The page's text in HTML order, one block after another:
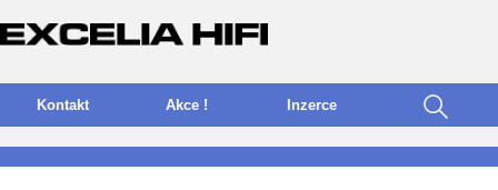
Kontakt Akce ! nzerce